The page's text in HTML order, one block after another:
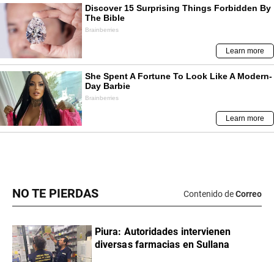
NO TE PIERDAS Contenido deCorreo
Piura: Autoridades intervienen
diversas farmacias en Sullana